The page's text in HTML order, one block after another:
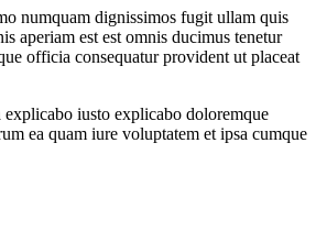
numquam dignissimos fugit ullam quis
aperiam est est omnis ducimus tenetur
officia consequatur provident ut placeat
iusto explicabo doloremque
ea quam iure voluptatem et ipsa cumque